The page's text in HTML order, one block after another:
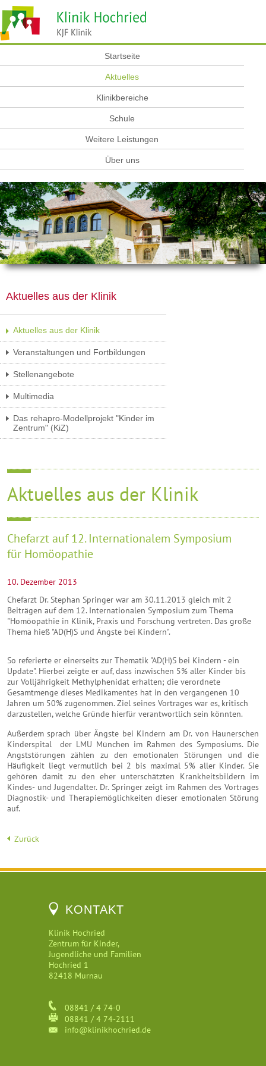
Startseite
Aktuelles
Klinikbereiche
Schule
Weitere Leistungen
Über uns
Aktuelles aus der Klinik
Aktuelles aus der Klinik
Veranstaltungen und Fortbildungen
Stellenangebote
Multimedia
Das rehapro-Modellprojekt "Kinder im
Zentrum" (KiZ)
Aktuelles aus der Klinik
Chefarzt auf 12. Internationalem Symposium
für Homöopathie
10. Dezember 2013
Chefarzt Dr. Stephan Springer war am 30.11.2013 gleich mit 2
Beiträgen auf dem 12. Internationalen Symposium zum Thema
"Homöopathie in Klinik, Praxis und Forschung vertreten. Das große
Thema hieß "AD(H)S und Ängste bei Kindern".
So referierte er einerseits zur Thematik "AD(H)S bei Kindern - ein
Update". Hierbei zeigte er auf, dass inzwischen 5% aller Kinder bis
zur Volljährigkeit Methylphenidat erhalten; die verordnete
Gesamtmenge dieses Medikamentes hat in den vergangenen 10
Jahren um 50% zugenommen. Ziel seines Vortrages war es, kritisch
darzustellen, welche Gründe hierfür verantwortlich sein könnten.
Außerdem sprach über Ängste bei Kindern am Dr. von Haunerschen
Kinderspital der LMU München im Rahmen des Symposiums. Die
Angststörungen zählen zu den emotionalen Störungen und die
Häufigkeit liegt vermutlich bei 2 bis maximal 5% aller Kinder. Sie
gehören damit zu den eher unterschätzten Krankheitsbildern im
Kindes- und Jugendalter. Dr. Springer zeigt im Rahmen des Vortrages
Diagnostik- und Therapiemöglichkeiten dieser emotionalen Störung
auf.
Zurück
KONTAKT
Klinik Hochried
Zentrum für Kinder,
Jugendliche und Familien
Hochried 1
82418 Murnau
08841 / 4 74-0
08841 / 4 74-2111
info@klinikhochried.de